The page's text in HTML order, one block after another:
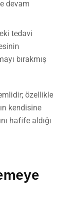
devam
tedavi
bırakmış
özellikle
kendisine
hafife aldığı